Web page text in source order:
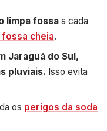
limpa fossa a cada
cheia.
Jaraguá do Sul,
pluviais. Isso evita
os perigos da soda